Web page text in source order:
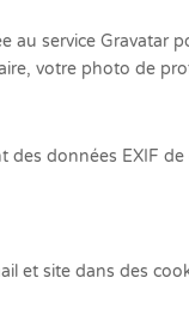
service Gravatar
votre photo de
données EXIF
et site dans des